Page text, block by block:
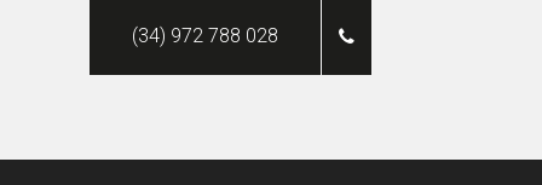
(34) 972 788 028